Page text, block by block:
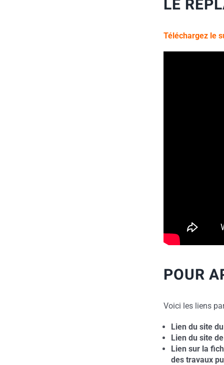
LE
Téléchargez le
POUR
Voici les liens
Lien du site du
Lien du site
Lien sur la
des travaux